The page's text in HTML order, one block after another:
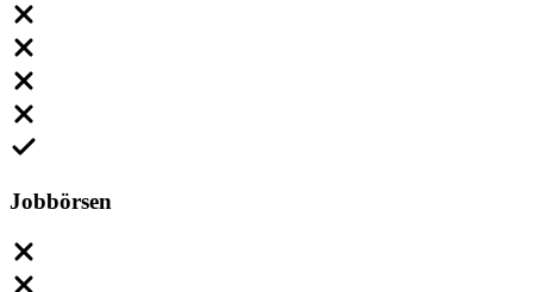
Jobbörsen